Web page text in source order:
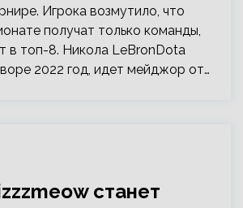
Игрока возмутило, что
получат только команды,
в топ-8. Никола LeBronDota
2022 год, идет мейджор от…
станет